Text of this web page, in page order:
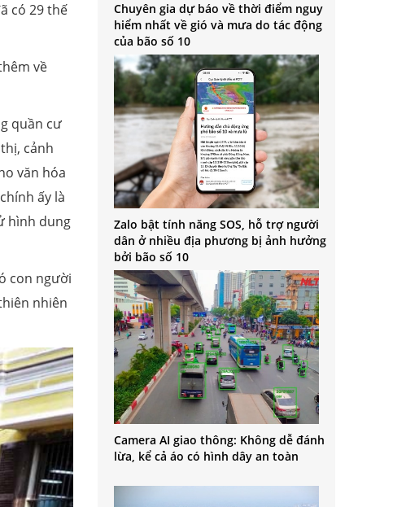
có 29 thế
về
quần cư
cảnh
văn hóa
ấy là
hình dung
con người
nhiên
Chuyên gia dự báo về thời điểm nguy
hiểm nhất về gió và mưa do tác động
của bão số 10
Zalo bật tính năng SOS, hỗ trợ người
dân ở nhiều địa phương bị ảnh hưởng
bởi bão số 10
Camera AI giao thông: Không dễ đánh
lừa, kể cả áo có hình dây an toàn